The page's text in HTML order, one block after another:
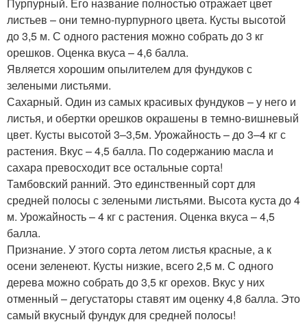
листьев – они темно-пурпурного цвета. Кусты высотой
до 3,5 м. С одного растения можно собрать до 3 кг
орешков. Оценка вкуса – 4,6 балла.
Является хорошим опылителем для фундуков с
зелеными листьями.
Сахарный. Один из самых красивых фундуков – у него и
листья, и обертки орешков окрашены в темно-вишневый
цвет. Кусты высотой 3–3,5м. Урожайность – до 3–4 кг с
растения. Вкус – 4,5 балла. По содержанию масла и
сахара превосходит все остальные сорта!
Тамбовский ранний. Это единственный сорт для
средней полосы с зелеными листьями. Высота куста до 4
м. Урожайность – 4 кг с растения. Оценка вкуса – 4,5
балла.
Признание. У этого сорта летом листья красные, а к
осени зеленеют. Кусты низкие, всего 2,5 м. С одного
дерева можно собрать до 3,5 кг орехов. Вкус у них
отменный – дегустаторы ставят им оценку 4,8 балла. Это
самый вкусный фундук для средней полосы!